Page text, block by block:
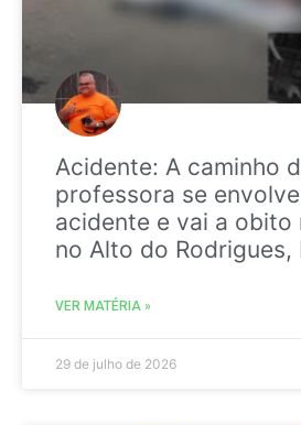
Acidente: A caminho
professora se
acidente e vai a obito
no Alto do Rodrigues,
VER MATÉRIA »
29 de julho de 2026